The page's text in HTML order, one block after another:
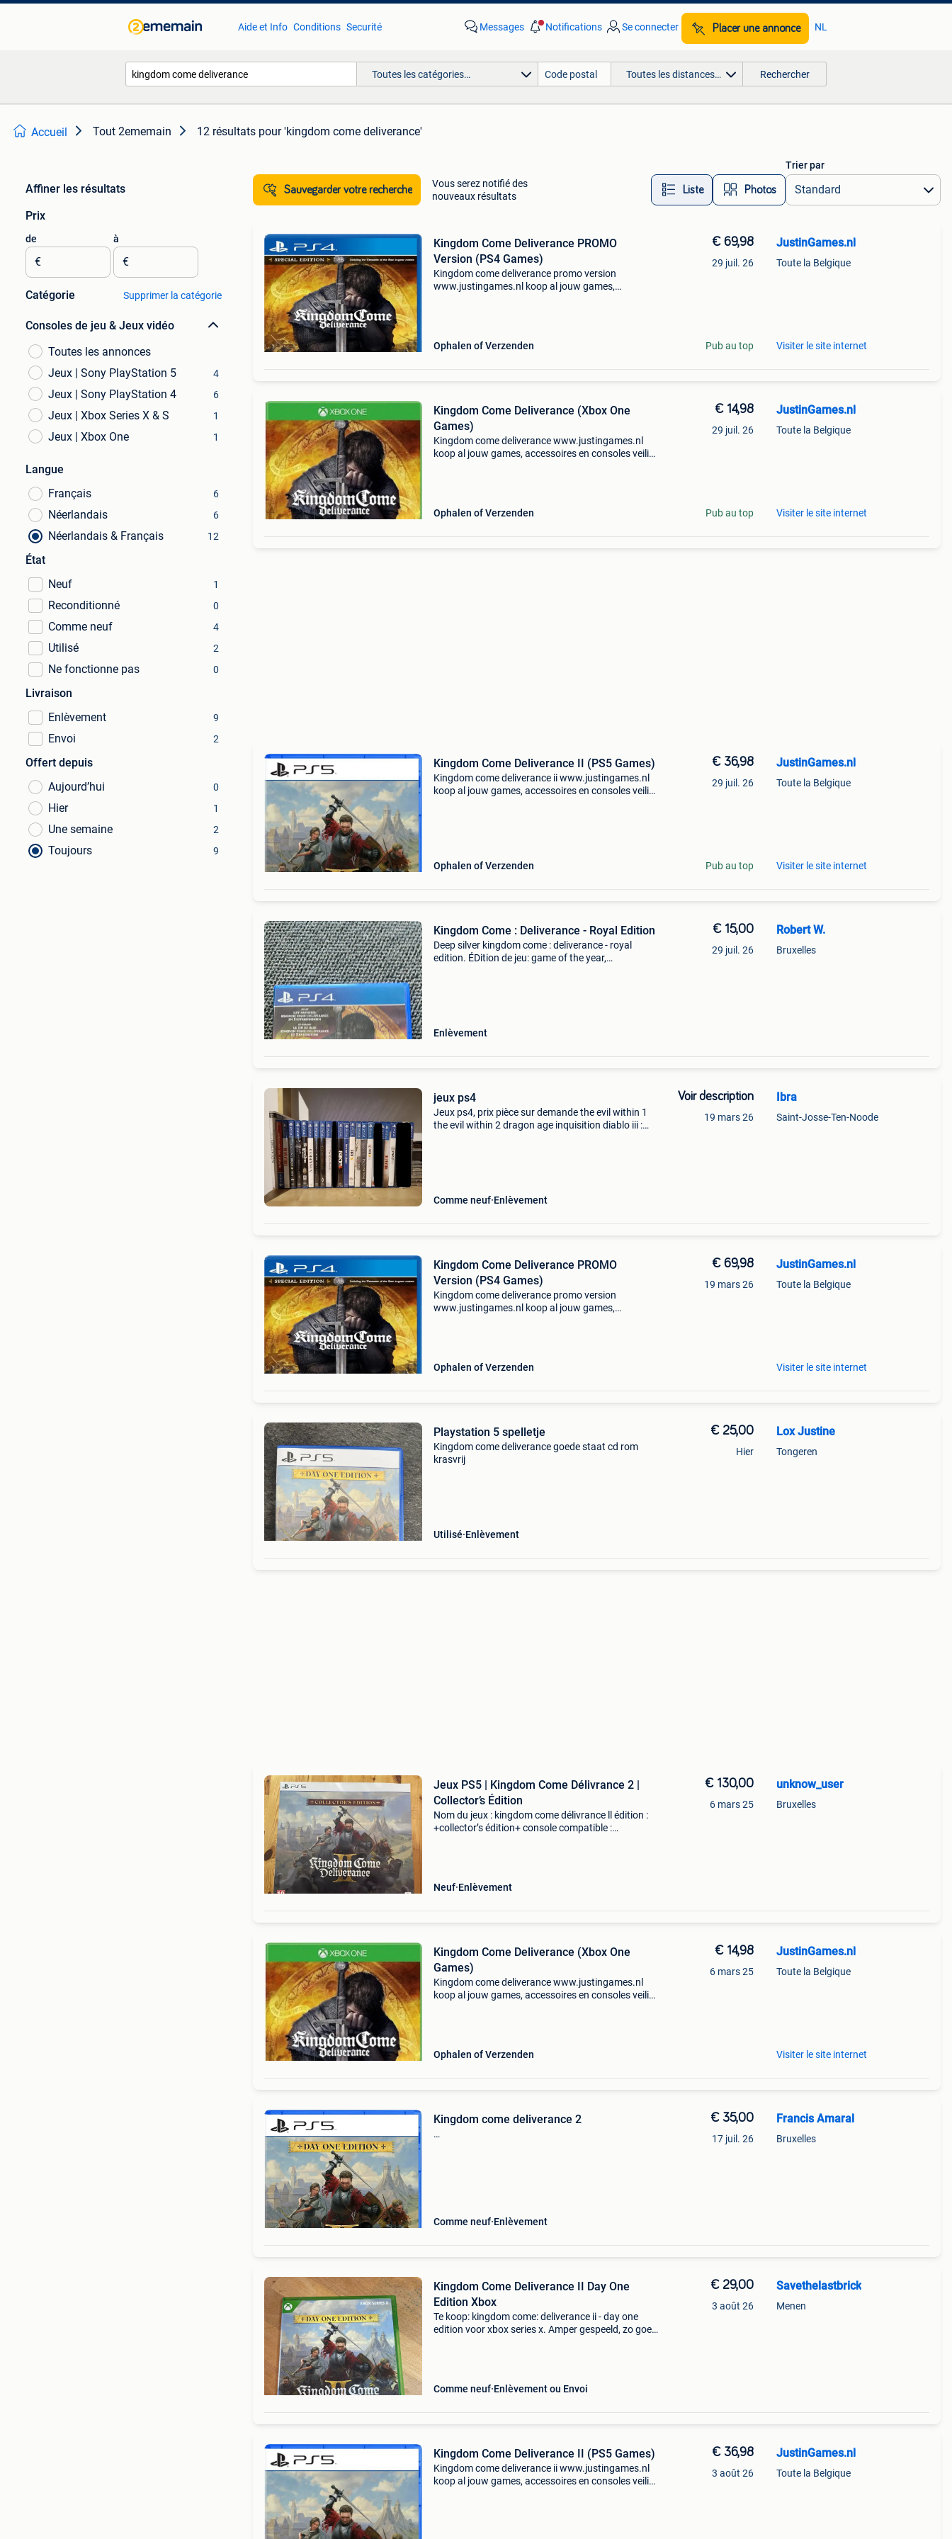
Aide et Info Conditions Securité Messages Notifications Se connecter Placer une annonce NL
Toutes les catégories… Toutes les distances… Rechercher
Accueil Tout 2ememain 12 résultats pour 'kingdom come deliverance'
Affiner les résultats
Prix
de
€
à
€
Catégorie Supprimer la catégorie
Consoles de jeu & Jeux vidéo
Toutes les annonces
Jeux | Sony PlayStation 5
4
Jeux | Sony PlayStation 4 6
Jeux | Xbox Series X & S 1
Jeux | Xbox One 1
Langue
Français
6
Néerlandais 6
Néerlandais & Français 12
État
Neuf
1
Reconditionné 0
Comme neuf 4
Utilisé 2
Ne fonctionne pas 0
Livraison
Enlèvement
9
Envoi 2
Offert depuis
Aujourd’hui
0
Hier 1
Une semaine 2
Toujours 9
Sauvegarder votre recherche
Vous serez notifié des
nouveaux résultats
Liste Photos
Trier par
Kingdom Come Deliverance PROMO
Version (PS4 Games)
Kingdom come deliverance promo version
www.justingames.nl koop al jouw games,
Ophalen of Verzenden
€ 69,98
29 juil. 26
Pub au top
JustinGames.nl
Toute la Belgique
Visiter le site internet
Kingdom Come Deliverance (Xbox One
Games)
Kingdom come deliverance www.justingames.nl
koop al jouw games, accessoires en consoles veilig
Ophalen of Verzenden
€ 14,98
29 juil. 26
Pub au top
JustinGames.nl
Toute la Belgique
Visiter le site internet
Kingdom Come Deliverance II (PS5 Games)
Kingdom come deliverance ii www.justingames.nl
koop al jouw games, accessoires en consoles veilig
Ophalen of Verzenden
€ 36,98
29 juil. 26
Pub au top
JustinGames.nl
Toute la Belgique
Visiter le site internet
Kingdom Come : Deliverance - Royal Edition
Deep silver kingdom come : deliverance - royal
edition. ÉDition de jeu: game of the year,
Enlèvement
€ 15,00
29 juil. 26
Robert W.
Bruxelles
jeux ps4
Jeux ps4, prix pièce sur demande the evil within 1
the evil within 2 dragon age inquisition diablo iii :
Comme neuf Enlèvement
Voir description
19 mars 26
Ibra
Saint-Josse-Ten-Noode
Kingdom Come Deliverance PROMO
Version (PS4 Games)
Kingdom come deliverance promo version
www.justingames.nl koop al jouw games,
Ophalen of Verzenden
€ 69,98
19 mars 26
JustinGames.nl
Toute la Belgique
Visiter le site internet
Playstation 5 spelletje
Kingdom come deliverance goede staat cd rom
krasvrij
Utilisé Enlèvement
€ 25,00
Hier
Lox Justine
Tongeren
Jeux PS5 | Kingdom Come Délivrance 2 |
Collector’s Édition
Nom du jeux : kingdom come délivrance ll édition :
+collector’s édition+ console compatible :
Neuf Enlèvement
€ 130,00
6 mars 25
unknow_user
Bruxelles
Kingdom Come Deliverance (Xbox One
Games)
Kingdom come deliverance www.justingames.nl
koop al jouw games, accessoires en consoles veilig
Ophalen of Verzenden
€ 14,98
6 mars 25
JustinGames.nl
Toute la Belgique
Visiter le site internet
Kingdom come deliverance 2
…
Comme neuf Enlèvement
€ 35,00
17 juil. 26
Francis Amaral
Bruxelles
Kingdom Come Deliverance II Day One
Edition Xbox
Te koop: kingdom come: deliverance ii - day one
edition voor xbox series x. Amper gespeeld, zo goed
Comme neuf Enlèvement ou Envoi
€ 29,00
3 août 26
Savethelastbrick
Menen
Kingdom Come Deliverance II (PS5 Games)
Kingdom come deliverance ii www.justingames.nl
koop al jouw games, accessoires en consoles veilig
€ 36,98
3 août 26
JustinGames.nl
Toute la Belgique